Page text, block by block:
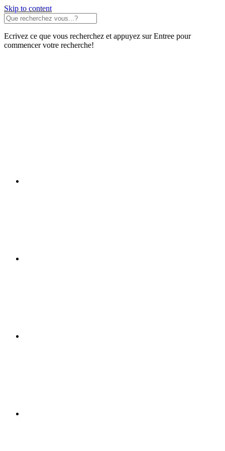
Skip to content
Ecrivez ce que vous recherchez et appuyez sur Entree pour
commencer votre recherche!